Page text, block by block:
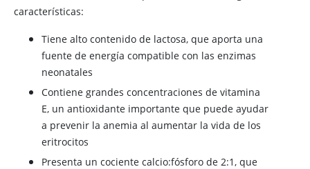
características:
Tiene alto contenido de lactosa, que aporta una
fuente de energía compatible con las enzimas
neonatales
Contiene grandes concentraciones de vitamina
E, un antioxidante importante que puede ayudar
a prevenir la anemia al aumentar la vida de los
eritrocitos
Presenta un cociente calcio:fósforo de 2:1, que